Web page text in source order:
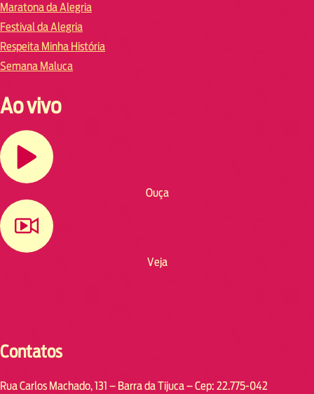
Maratona da Alegria
Festival da Alegria
Respeita Minha História
Semana Maluca
Ao vivo
Ouça
Veja
Contatos
Rua Carlos Machado, 131 – Barra da Tijuca – Cep: 22.775-042